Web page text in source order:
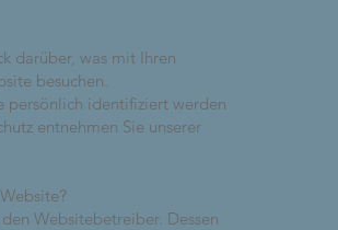
darüber, was mit Ihren
besuchen.
persönlich identifiziert werden
entnehmen Sie unserer
Websitebetreiber. Dessen